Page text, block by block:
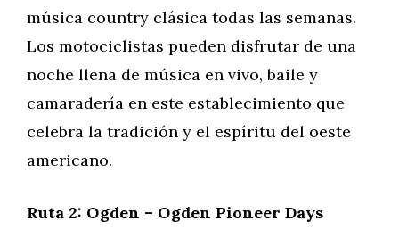
música country clásica todas las semanas.
Los motociclistas pueden disfrutar de una
noche llena de música en vivo, baile y
camaradería en este establecimiento que
celebra la tradición y el espíritu del oeste
americano.
Ruta 2: Ogden – Ogden Pioneer Days